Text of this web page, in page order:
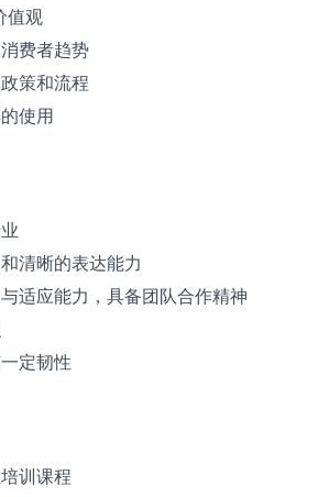
值观
费者趋势
策和流程
使用
清晰的表达能力
适应能力，具备团队合作精神
定韧性
训课程